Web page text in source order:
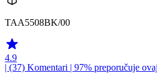
TAA5508BK/00
4.9
| (37) Komentari | 97% preporučuje